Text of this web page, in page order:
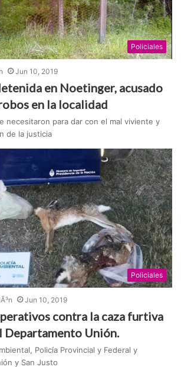
Policiales
Jun 10, 2019
en Noetinger, acusado
en la localidad
necesitaron para dar con el mal viviente y
de la justicia
Policiales
Jun 10, 2019
contra la caza furtiva
Departamento Unión.
Policía Provincial y Federal y
y San Justo